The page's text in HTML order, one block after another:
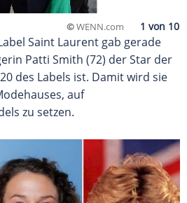
©WENN.com
Saint Laurent gab gerade
Patti Smith (72) der Star der
des Labels ist. Damit wird sie
auf
zu setzen.